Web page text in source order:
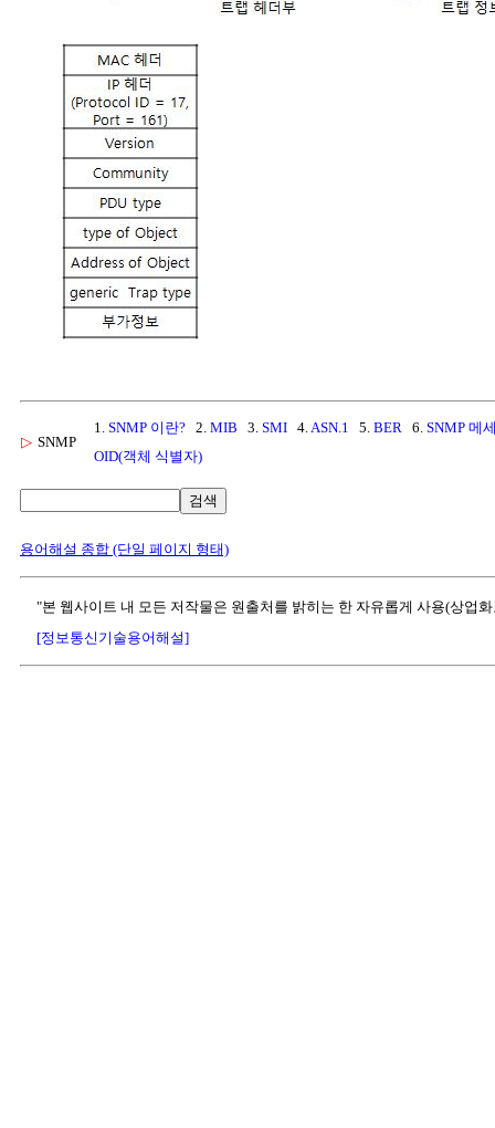
▷ SNMP
1. SNMP 이란? 2. MIB 3. SMI 4. ASN.1 5. BER 6. SNMP 메
OID(객체 식별자)
검색
용어해설 종합 (단일 페이지 형태)
"본 웹사이트 내 모든 저작물은 원출처를 밝히는 한 자유롭게 사용(상업
[정보통신기술용어해설]